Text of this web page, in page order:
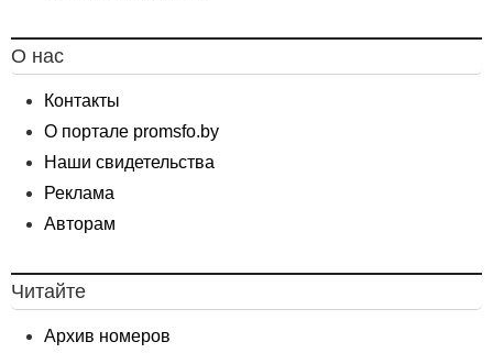
О нас
Контакты
О портале promsfo.by
Наши свидетельства
Реклама
Авторам
Читайте
Архив номеров